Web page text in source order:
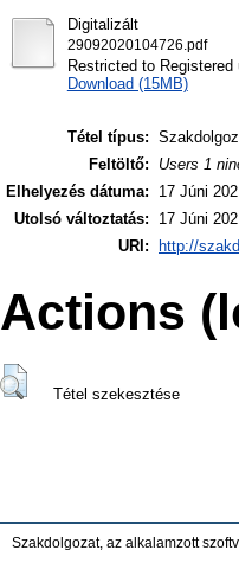
Digitalizált
29092020104726.pdf
Restricted to Registered
Download (15MB)
Tétel típus:
Feltöltő:
Users 1
Elhelyezés dátuma:
17 Júni
Utolsó változtatás:
17 Júni
URI:
http://
Actions
Tétel szekesztése
Szakdolgozat, az alkalamzott